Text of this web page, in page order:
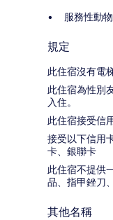
服務性動
規定
此住宿沒有電梯
此住宿為性別
入住。
此住宿接受信
接受以下信用
卡、銀聯卡
此住宿不提供
品、指甲銼刀
其他名稱